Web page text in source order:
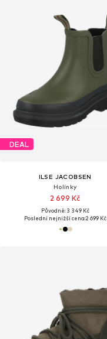
DEAL
ILSE JACOBSEN
Holínky
2 699 Kč
Původně: 3 349 Kč
Poslední nejnižší cena:2 699 Kč